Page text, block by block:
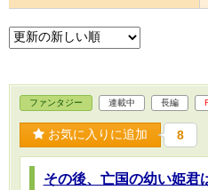
ファンタジー 連載中 長編
お気に入りに追加 8
その後、亡国の幼い姫